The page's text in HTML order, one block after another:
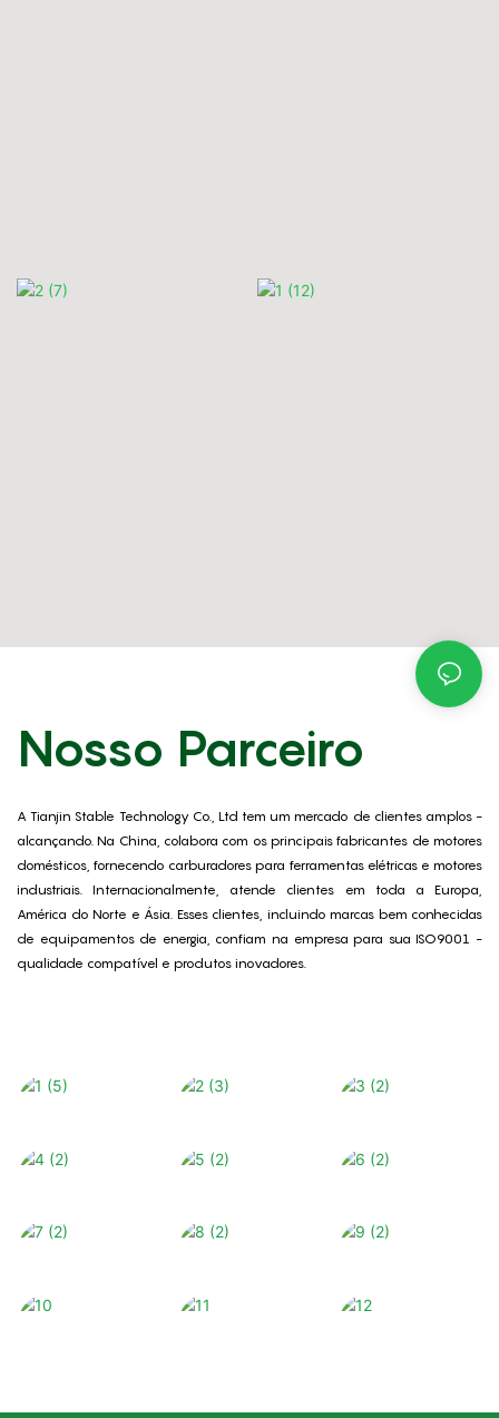
Nosso Parceiro
A Tianjin Stable Technology Co., Ltd tem um mercado de clientes amplos -
alcançando. Na China, colabora com os principais fabricantes de motores
domésticos, fornecendo carburadores para ferramentas elétricas e motores
industriais. Internacionalmente, atende clientes em toda a Europa,
América do Norte e Ásia. Esses clientes, incluindo marcas bem conhecidas
de equipamentos de energia, confiam na empresa para sua ISO9001 -
qualidade compatível e produtos inovadores.